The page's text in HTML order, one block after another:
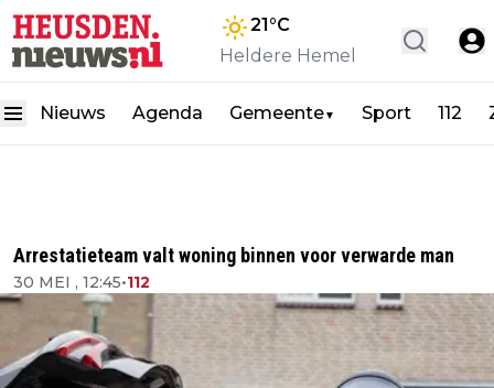
21°C
Heldere Hemel
Nieuws Agenda Gemeente▼ Sport 112
Arrestatieteam valt woning binnen voor verwarde man
30 MEI , 12:45•112